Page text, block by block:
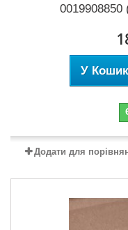
0019908850
У Кошик
Додати для